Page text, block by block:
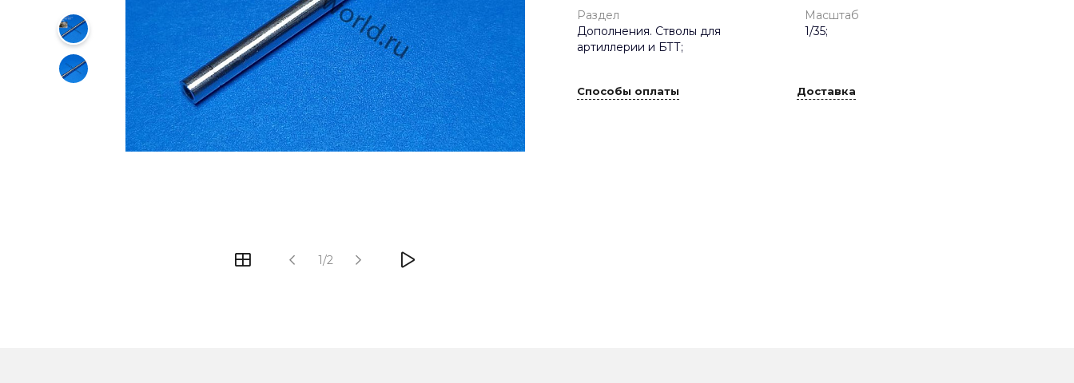
1/2
Раздел
Дополнения. Стволы для
артиллерии и БТТ;
Масштаб
1/35;
Способы оплаты Доставка